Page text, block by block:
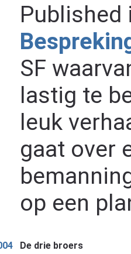
Published
SF
lastig te
leuk
gaat over
op een
De drie broers